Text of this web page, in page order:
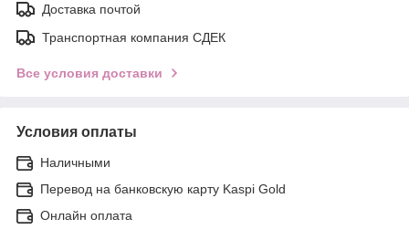
Доставка почтой
Транспортная компания СДЕК
Все условия доставки
Условия оплаты
Наличными
Перевод на банковскую карту Kaspi Gold
Онлайн оплата